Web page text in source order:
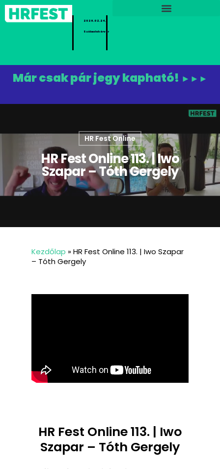
2026.02.24.
Székesfehérvár
Már csak pár jegy kapható! ►►►
HR Fest Online
HR Fest Online 113. | Iwo
Szapar – Tóth Gergely
Kezdőlap »HR Fest Online 113. | Iwo Szapar
– Tóth Gergely
HR Fest Online 113. | Iwo
Szapar – Tóth Gergely